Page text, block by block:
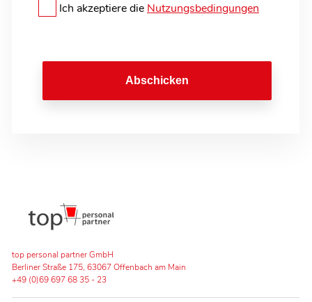
Ich akzeptiere die Nutzungsbedingungen
Abschicken
top personal partner GmbH
Berliner Straße 175, 63067 Offenbach am Main
+49 (0)69 697 68 35 - 23